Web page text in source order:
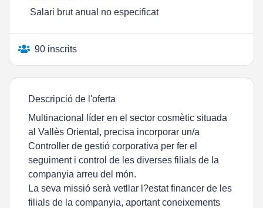
Salari brut anual no especificat
90 inscrits
Descripció de l'oferta
Multinacional líder en el sector cosmètic situada
al Vallès Oriental, precisa incorporar un/a
Controller de gestió corporativa per fer el
seguiment i control de les diverses filials de la
companyia arreu del món.
La seva missió serà vetllar l?estat financer de les
filials de la companyia, aportant coneixements